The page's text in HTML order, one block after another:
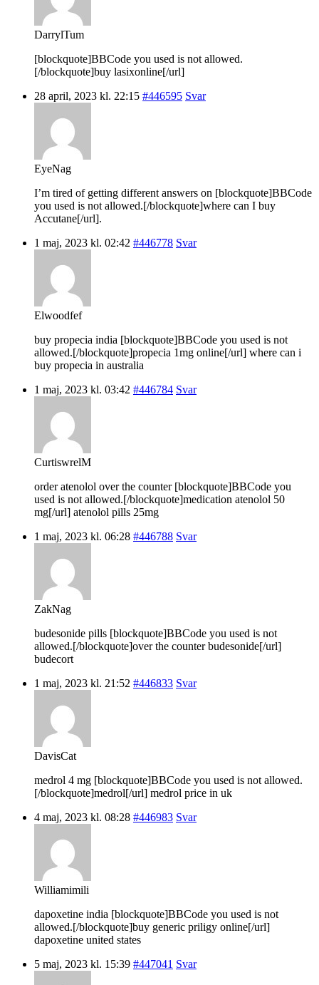
DarrylTum
[blockquote]BBCode you used is not allowed.
[/blockquote]buy lasixonline[/url]
28 april, 2023 kl. 22:15 #446595 Svar
EyeNag
I’m tired of getting different answers on [blockquote]BBCode
you used is not allowed.[/blockquote]where can I buy
Accutane[/url].
1 maj, 2023 kl. 02:42 #446778 Svar
Elwoodfef
buy propecia india [blockquote]BBCode you used is not
allowed.[/blockquote]propecia 1mg online[/url] where can i
buy propecia in australia
1 maj, 2023 kl. 03:42 #446784 Svar
CurtiswrelM
order atenolol over the counter [blockquote]BBCode you
used is not allowed.[/blockquote]medication atenolol 50
mg[/url] atenolol pills 25mg
1 maj, 2023 kl. 06:28 #446788 Svar
ZakNag
budesonide pills [blockquote]BBCode you used is not
allowed.[/blockquote]over the counter budesonide[/url]
budecort
1 maj, 2023 kl. 21:52 #446833 Svar
DavisCat
medrol 4 mg [blockquote]BBCode you used is not allowed.
[/blockquote]medrol[/url] medrol price in uk
4 maj, 2023 kl. 08:28 #446983 Svar
Williamimili
dapoxetine india [blockquote]BBCode you used is not
allowed.[/blockquote]buy generic priligy online[/url]
dapoxetine united states
5 maj, 2023 kl. 15:39 #447041 Svar